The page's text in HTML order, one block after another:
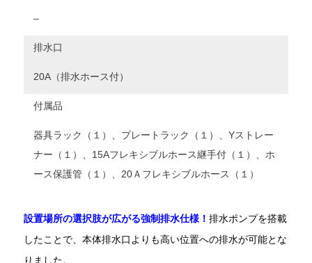
–
排水口
20A（排水ホース付）
付属品
器具ラック（１）、プレートラック（１）、Yストレー
ナー（１）、15Aフレキシブルホース継手付（１）、ホ
ース保護管（１）、20Ａフレキシブルホース（１）
設置場所の選択肢が広がる強制排水仕様！ 排水ポンプを搭載
したことで、本体排水口よりも高い位置への排水が可能とな
りました。